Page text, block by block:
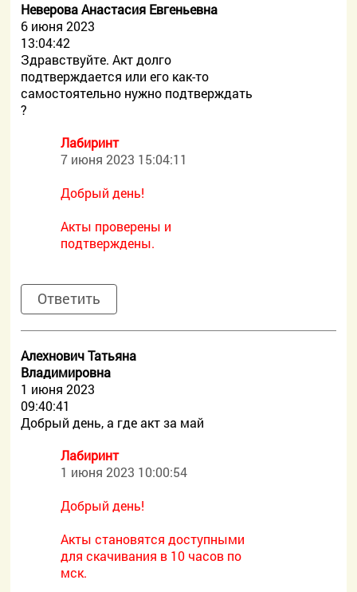
Неверова Анастасия Евгеньевна
6 июня 2023
13:04:42
Здравствуйте. Акт долго
подтверждается или его как-то
самостоятельно нужно подтверждать
?
Лабиринт
7 июня 2023 15:04:11
Добрый день!
Акты проверены и
подтверждены.
Ответить
Алехнович Татьяна
Владимировна
1 июня 2023
09:40:41
Добрый день, а где акт за май
Лабиринт
1 июня 2023 10:00:54
Добрый день!
Акты становятся доступными
для скачивания в 10 часов по
мск.